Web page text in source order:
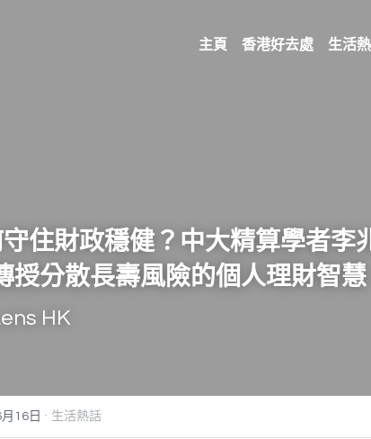
主頁 香港好去處 生活
住財政穩健？中大精算學者李
授分散長壽風險的個人理財智慧
HK
16日 · 生活熱話